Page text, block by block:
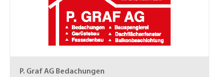
P. Graf AG Bedachungen